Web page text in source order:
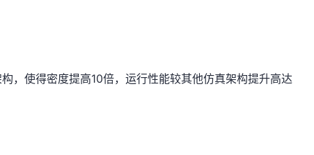
，使得密度提高10倍，运行性能较其他仿真架构提升高达